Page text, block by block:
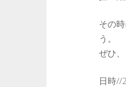
その
う。
ぜひ
日時//